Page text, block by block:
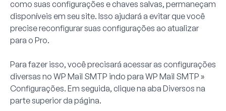
como suas configurações e chaves salvas, permaneçam
disponíveis em seu site. Isso ajudará a evitar que você
precise reconfigurar suas configurações ao atualizar
para o Pro.
Para fazer isso, você precisará acessar as configurações
diversas no WP Mail SMTP indo para WP Mail SMTP »
Configurações. Em seguida, clique na aba Diversos na
parte superior da página.